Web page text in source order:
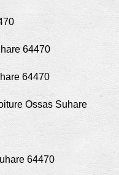
64470
64470
Ossas Suhare
64470